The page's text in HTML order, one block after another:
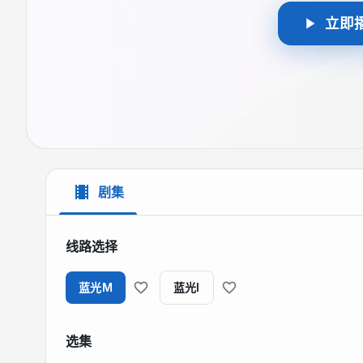
立即
剧集
线路选择
蓝光M 蓝光I
选集